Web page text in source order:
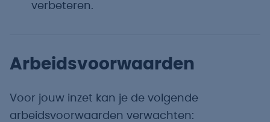
verbeteren.
Arbeidsvoorwaarden
Voor jouw inzet kan je de volgende
arbeidsvoorwaarden verwachten: